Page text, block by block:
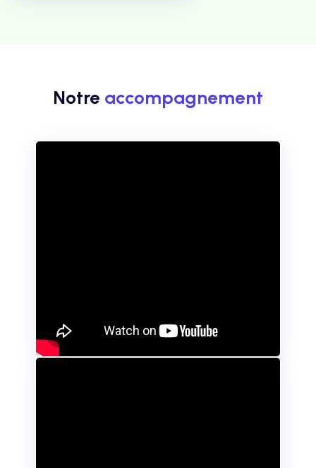
Notre accompagnement